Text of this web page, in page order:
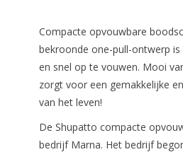
Compacte opvouwbare
bekroonde one-pull-ontwerp
en snel op te vouwen. Mooi
zorgt voor een gemakkelijke
van het leven!
De Shupatto compacte
bedrijf Marna. Het bedrijf